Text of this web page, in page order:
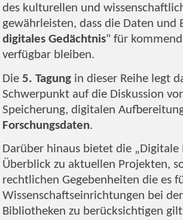
des kulturellen und
gewährleisten, dass die Daten und
digitales Gedächtnis" für
verfügbar bleiben.
Die 5. Tagungin dieser Reihe legt
Schwerpunkt auf die Diskussion
Speicherung, digitalen
Forschungsdaten.
Darüber hinaus bietet die
Überblick zu aktuellen Projekten,
rechtlichen Gegebenheiten die es
Wissenschaftseinrichtungen bei
Bibliotheken zu berücksichtigen